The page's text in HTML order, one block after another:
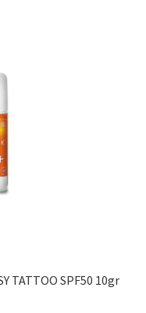
TATTOO SPF50 10gr